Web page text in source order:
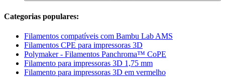
Categorias populares:
Filamentos compatíveis com Bambu Lab AMS
Filamentos CPE para impressoras 3D
Polymaker - Filamentos Panchroma™ CoPE
Filamento para impressoras 3D 1,75 mm
Filamento para impressoras 3D em vermelho